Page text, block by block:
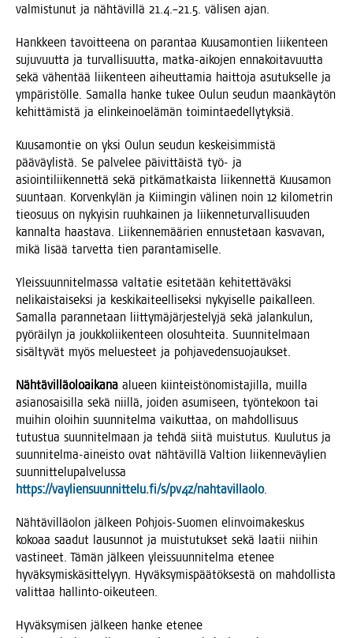
val­mis­tu­nut ja näh­tä­vil­lä 21.4.–21.5. väli­sen ajan.
Hank­keen tavoit­tee­na on paran­taa Kuusa­mon­tien lii­ken­teen
suju­vuut­ta ja tur­val­li­suut­ta, mat­ka-aiko­jen enna­koi­ta­vuut­ta
sekä vähen­tää lii­ken­teen aiheut­ta­mia hait­to­ja asu­tuk­sel­le ja
ympä­ris­töl­le. Samal­la han­ke tukee Oulun seu­dun maan­käy­tön
kehit­tä­mis­tä ja elin­kei­noe­lä­män toimintaedellytyksiä.
Kuusa­mon­tie on yksi Oulun seu­dun kes­kei­sim­mis­tä
pää­väy­lis­tä. Se pal­ve­lee päi­vit­täis­tä työ- ja
asioin­ti­lii­ken­net­tä sekä pit­kä­mat­kais­ta lii­ken­net­tä Kuusa­mon
suun­taan. Kor­ven­ky­län ja Kii­min­gin väli­nen noin 12 kilo­met­rin
tie­o­suus on nykyi­sin ruuh­kai­nen ja lii­ken­ne­tur­val­li­suu­den
kan­nal­ta haas­ta­va. Lii­ken­ne­mää­rien ennus­te­taan kas­va­van,
mikä lisää tar­vet­ta tien parantamiselle.
Yleis­suun­ni­tel­mas­sa val­ta­tie esi­te­tään kehi­tet­tä­väk­si
neli­kais­tai­sek­si ja kes­ki­kai­teel­li­sek­si nykyi­sel­le pai­kal­leen.
Samal­la paran­ne­taan liit­ty­mä­jär­jes­te­ly­jä sekä jalan­ku­lun,
pyö­räi­lyn ja jouk­ko­lii­ken­teen olo­suh­tei­ta. Suun­ni­tel­maan
sisäl­ty­vät myös melues­teet ja pohjavedensuojaukset.
Näh­tä­vil­lä­oloai­ka­na alu­een kiin­teis­tö­no­mis­ta­jil­la, muil­la
asian­osai­sil­la sekä niil­lä, joi­den asu­mi­seen, työn­te­koon tai
mui­hin oloi­hin suun­ni­tel­ma vai­kut­taa, on mah­dol­li­suus
tutus­tua suun­ni­tel­maan ja teh­dä sii­tä muis­tu­tus. Kuu­lu­tus ja
suun­ni­tel­ma-aineis­to ovat näh­tä­vil­lä Val­tion lii­ken­ne­väy­lien
suun­nit­te­lu­pal­ve­lus­sa
https://vayliensuunnittelu.fi/s/pv4z/nahtavillaolo.
Näh­tä­vil­lä­olon jäl­keen Poh­jois-Suo­men elin­voi­ma­kes­kus
koko­aa saa­dut lausun­not ja muis­tu­tuk­set sekä laa­tii nii­hin
vas­ti­neet. Tämän jäl­keen yleis­suun­ni­tel­ma ete­nee
hyväk­sy­mis­kä­sit­te­lyyn. Hyväk­sy­mis­pää­tök­ses­tä on mah­dol­lis­ta
valit­taa hallinto-oikeuteen.
Hyväk­sy­mi­sen jäl­keen han­ke ete­nee